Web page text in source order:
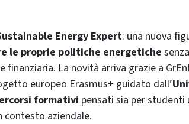
Energy Expert: una nuova
le proprie politiche energetiche
finanziaria. La novità arriva grazie a
europeo Erasmus+ guidato dall’
formativi pensati sia per
contesto aziendale.